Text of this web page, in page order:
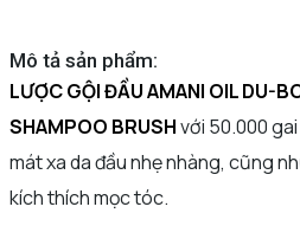
Mô tả sản phẩm:
LƯỢC GỘI ĐẦU AMANI OIL DU-
SHAMPOO BRUSHvới 50.000
mát xa da đầu nhẹ nhàng, cũng
kích thích mọc tóc.